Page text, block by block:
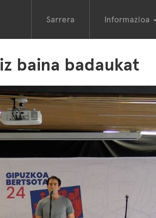
Sarrera Informazioa
baina badaukat